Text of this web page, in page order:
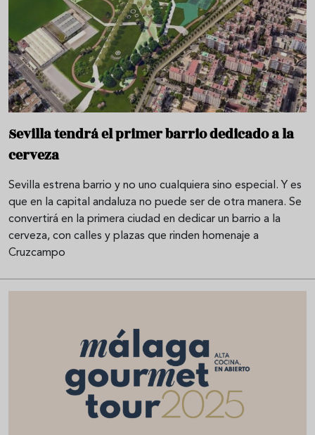
Sevilla tendrá el primer barrio dedicado a la
cerveza
Sevilla estrena barrio y no uno cualquiera sino especial. Y es
que en la capital andaluza no puede ser de otra manera. Se
convertirá en la primera ciudad en dedicar un barrio a la
cerveza, con calles y plazas que rinden homenaje a
Cruzcampo